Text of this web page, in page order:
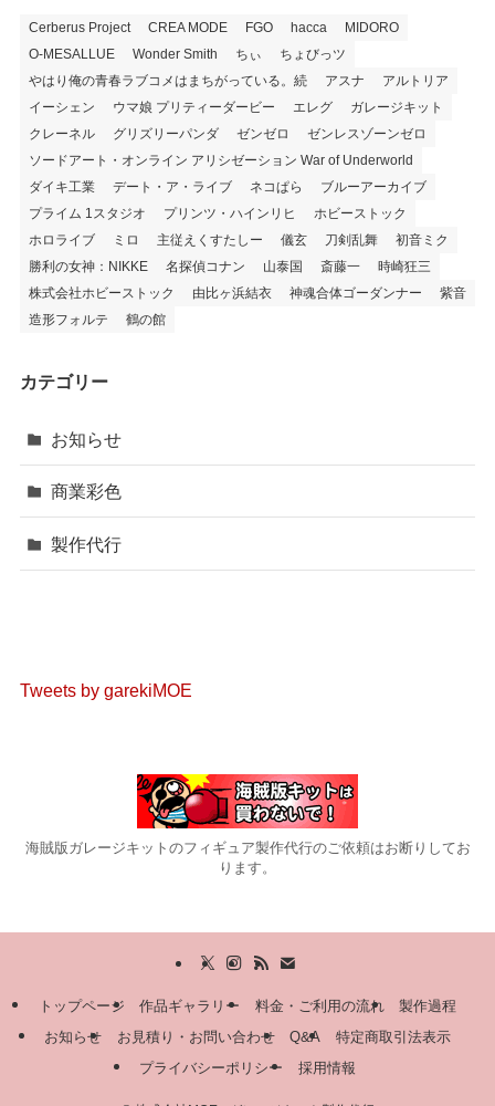
Cerberus Project CREA MODE FGO hacca
MIDORO
O-MESALLUE
Wonder Smith ちぃ
ちょびっツ
やはり俺の青春ラブコメはまちがっている。続
アスナ
アルトリア
イーシェン
ウマ娘 プリティーダービー エレグ
ガレージキット
クレーネル
グリズリーパンダ ゼンゼロ
ゼンレスゾーンゼロ
ソードアート・オンライン アリシゼーション War of Underworld
ダイキ工業
デート・ア・ライブ ネコぱら
ブルーアーカイブ
プライム 1スタジオ
プリンツ・ハインリヒ
ホビーストック
ホロライブ
ミロ 主従えくすたしー 儀玄 刀剣乱舞
初音ミク
勝利の女神：NIKKE
名探偵コナン 山泰国 斎藤一
時崎狂三
株式会社ホビーストック
由比ヶ浜結衣 神魂合体ゴーダンナー
紫音
造形フォルテ
鶴の館
カテゴリー
お知らせ
商業彩色
製作代行
Tweets by garekiMOE
海賊版ガレージキットのフィギュア製作代行のご依頼はお断りしてお
ります。
トップページ 作品ギャラリー 料金・ご利用の流れ
製作過程
お知らせ
お見積り・お問い合わせ Q&A
特定商取引法表示
プライバシーポリシー
採用情報